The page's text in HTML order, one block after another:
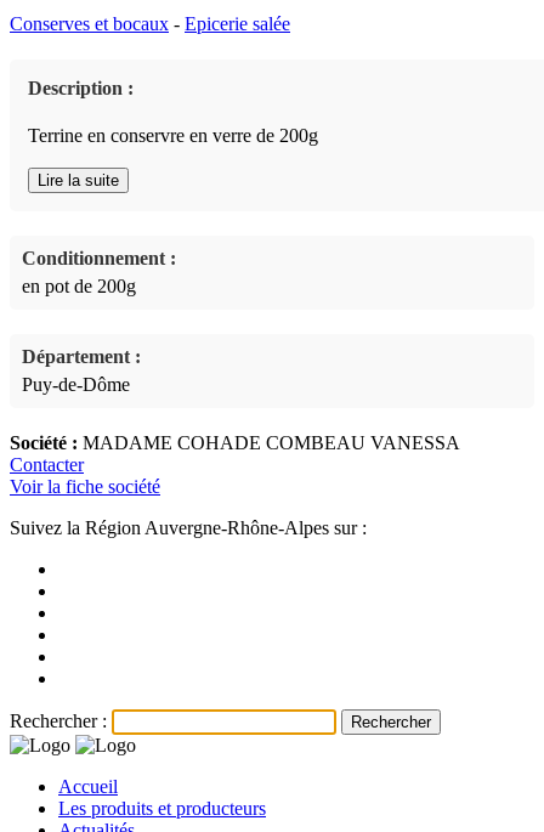
Conserves et bocaux - Epicerie salée
Description :
Terrine en conservre en verre de 200g
Lire la suite
Conditionnement :
en pot de 200g
Département :
Puy-de-Dôme
Société : MADAME COHADE COMBEAU VANESSA
Contacter
Voir la fiche société
Suivez la Région Auvergne-Rhône-Alpes sur :
Rechercher :
Accueil
Les produits et producteurs